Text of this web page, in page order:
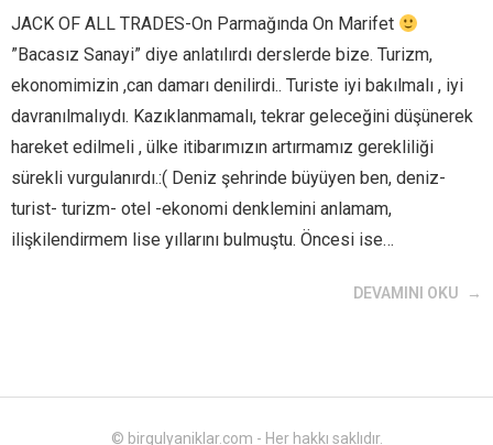
JACK OF ALL TRADES-On Parmağında On Marifet
”Bacasız Sanayi” diye anlatılırdı derslerde bize. Turizm,
ekonomimizin ,can damarı denilirdi.. Turiste iyi bakılmalı , iyi
davranılmalıydı. Kazıklanmamalı, tekrar geleceğini düşünerek
hareket edilmeli , ülke itibarımızın artırmamız gerekliliği
sürekli vurgulanırdı.:( Deniz şehrinde büyüyen ben, deniz-
turist- turizm- otel -ekonomi denklemini anlamam,
ilişkilendirmem lise yıllarını bulmuştu. Öncesi ise…
DEVAMINI OKU
© birgulyaniklar.com - Her hakkı saklıdır.